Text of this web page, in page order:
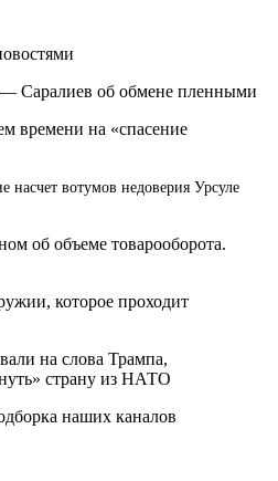
Саралиев об обмене пленными
времени на «спасение
насчет вотумов недоверия Урсуле
об объеме товарооборота.
которое проходит
на слова Трампа,
страну из НАТО
наших каналов